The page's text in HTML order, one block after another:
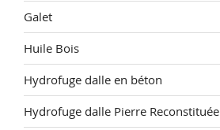
Galet
Huile Bois
Hydrofuge dalle en béton
Hydrofuge dalle Pierre Reconstituée